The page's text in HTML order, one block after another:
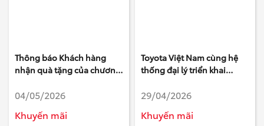
Thông báo Khách hàng
nhận quà tặng của chương
khảo sát của Toyota - Tháng
04/05/2026
Khuyến mãi
Toyota Việt Nam cùng hệ
thống đại lý triển khai
tháng 5/2026
29/04/2026
Khuyến mãi